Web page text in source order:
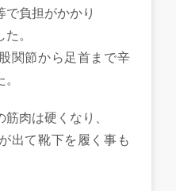
で負担がかかり
。
関節から足首まで辛
肉は硬くなり、
出て靴下を履く事も